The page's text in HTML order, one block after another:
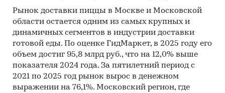
порталы
Методы:
Кабинетное исследование. Поиск и анализ
информации из различных источников,
проведение расчетов. Статистика и
аналитика
Рынок доставки пиццы в Москве и Московской
области остается одним из самых крупных и
динамичных сегментов в индустрии доставки
готовой еды. По оценке ГидМаркет, в 2025 году его
объем достиг 95,8 млрд руб., что на 12,0% выше
показателя 2024 года. За пятилетний период с
2021 по 2025 год рынок вырос в денежном
выражении на 76,1%. Московский регион, где